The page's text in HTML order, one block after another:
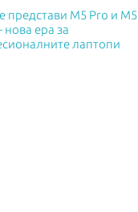
представи M5 Pro и M5
ера за
лаптопи